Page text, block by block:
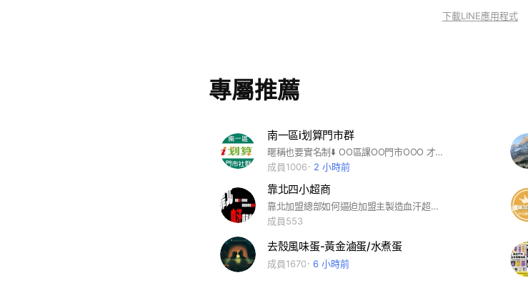
下載LINE應用程式
專屬推薦
南一區i划算門市群
暱稱也要實名制⬇️ OO區課OO門市OOO 才會審核通過✅
成員1006
2 小時前
靠北四小超商
靠北加盟總部如何逼迫加盟主製造血汗超商，讓你知道更多新聞與書上看不到的內容。
成員553
去殼風味蛋-黃金滷蛋/水煮蛋
成員1670 6 小時前